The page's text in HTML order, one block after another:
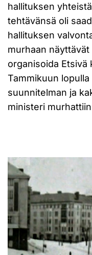
hallituksen
tehtävänsä oli
hallituksen
murhaan
organisoida
Tammikuun
suunnitelman ja
ministeri